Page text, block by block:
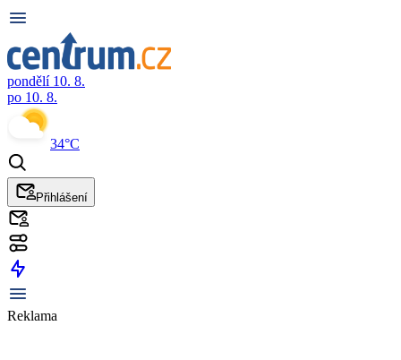
pondělí 10. 8.
po 10. 8.
34°C
Přihlášení
Reklama